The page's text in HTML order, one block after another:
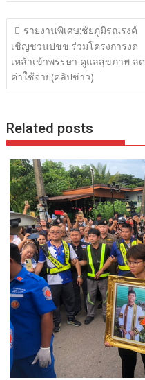
แนะแนว
เรื่อง
รายงานพิเศษ:ชัยภูมิรณรงค์
เชิญชวนปชช.ร่วมโครงการงด
เหล้าเข้าพรรษา ดูแลสุขภาพ ลด
ค่าใช้จ่าย(คลิปข่าว)
Related posts